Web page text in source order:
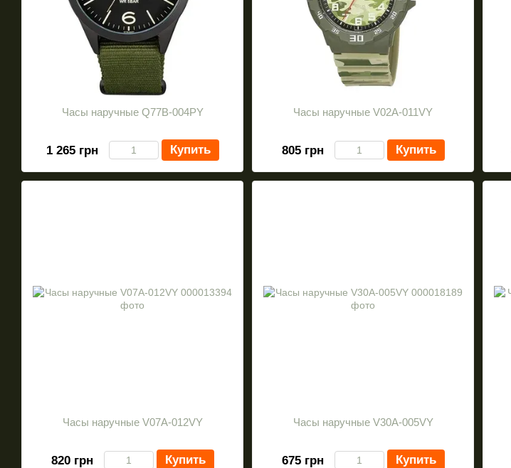
Часы наручные Q77B-004PY
1 265 грн Купить
Часы наручные V02A-011VY
805 грн Купить
Часы наручные V07A-012VY
820 грн Купить
Часы наручные V30A-005VY
675 грн Купить